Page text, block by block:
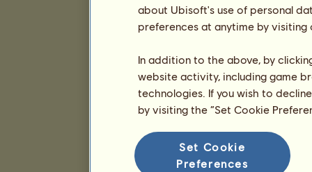
about Ubisoft's use of personal
preferences at anytime by
In addition to the above, by
website activity, including game
technologies. If you wish to
by visiting the “Set Cookie
Set Cookie
Preferences